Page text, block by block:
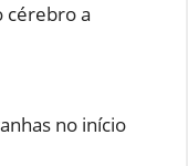
cérebro a
no início